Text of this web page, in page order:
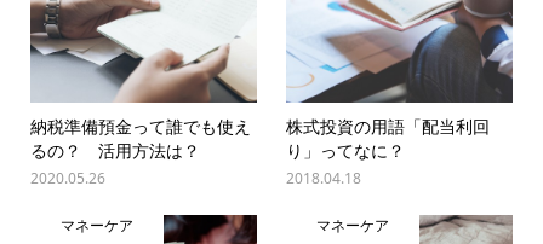
納税準備預金って誰でも使え
るの？ 活用方法は？
2020.05.26
株式投資の用語「配当利回
り」ってなに？
2018.04.18
マネーケア マネーケア